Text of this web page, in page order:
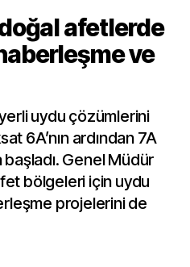
afetlerde
ve
uydu çözümlerini
6A’nın ardından 7A
Genel Müdür
bölgeleri için uydu
projelerini de